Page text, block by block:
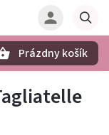
Prázdny košík